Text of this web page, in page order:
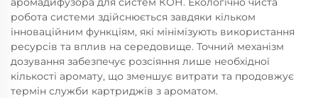
робота системи здійснюється завдяки кільком
інноваційним функціям, які мінімізують використання
ресурсів та вплив на середовище. Точний механізм
дозування забезпечує розсіяння лише необхідної
кількості аромату, що зменшує витрати та продовжує
термін служби картриджів з ароматом.